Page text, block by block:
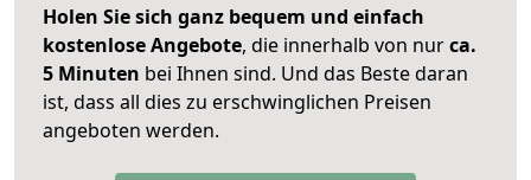
Holen Sie sich ganz bequem und einfach
kostenlose Angebote, die innerhalb von nurca.
5 Minuten bei Ihnen sind. Und das Beste daran
ist, dass all dies zu erschwinglichen Preisen
angeboten werden.